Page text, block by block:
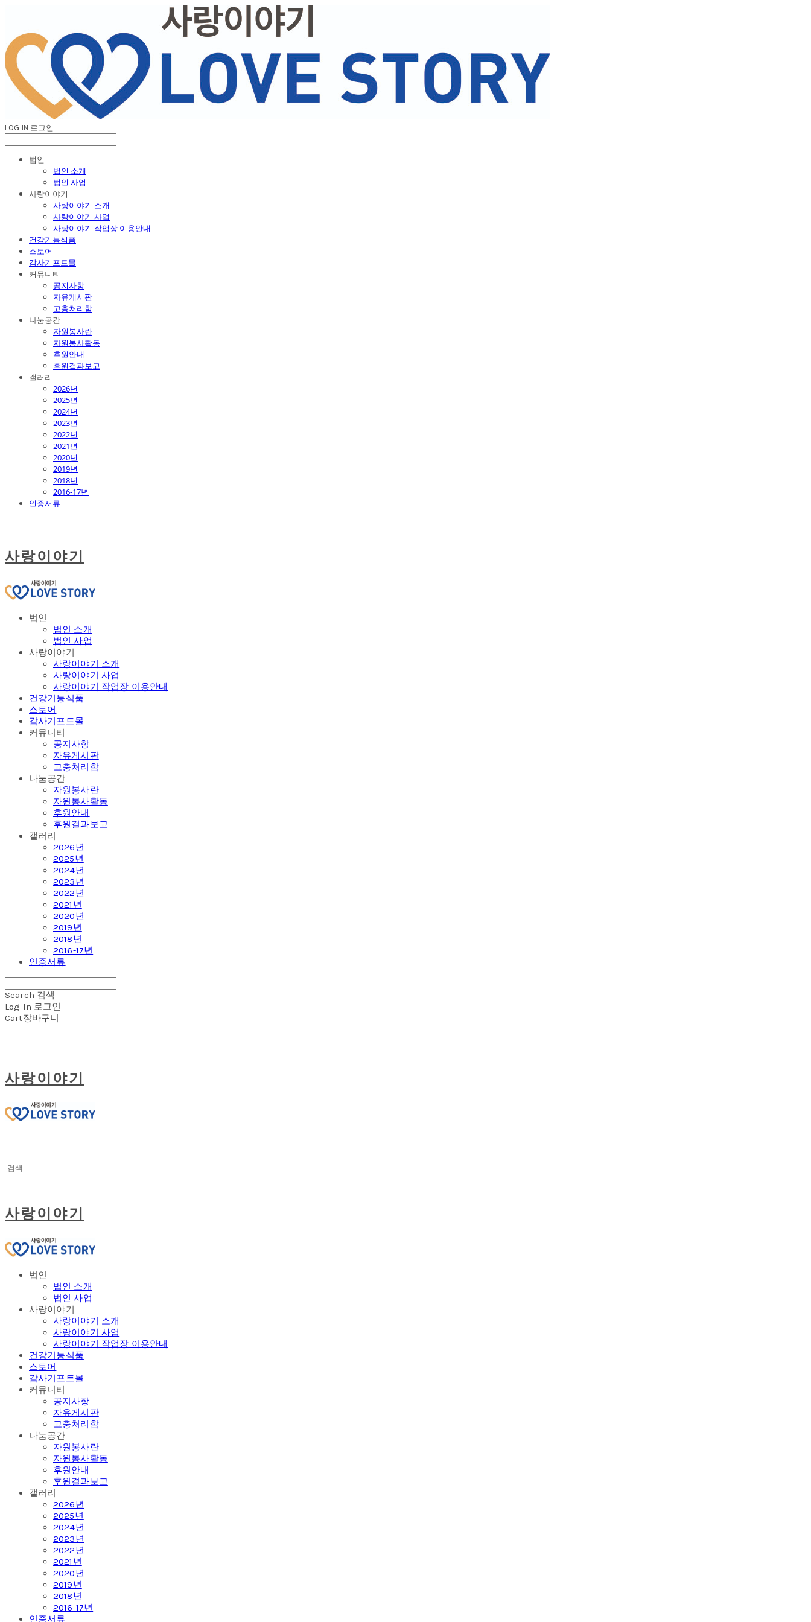
LOG IN 로그인
법인
법인 소개
법인 사업
사랑이야기
사랑이야기 소개
사랑이야기 사업
사랑이야기 작업장 이용안내
건강기능식품
스토어
감사기프트몰
커뮤니티
공지사항
자유게시판
고충처리함
나눔공간
자원봉사란
자원봉사활동
후원안내
후원결과보고
갤러리
2026년
2025년
2024년
2023년
2022년
2021년
2020년
2019년
2018년
2016-17년
인증서류
사랑이야기
법인
법인 소개
법인 사업
사랑이야기
사랑이야기 소개
사랑이야기 사업
사랑이야기 작업장 이용안내
건강기능식품
스토어
감사기프트몰
커뮤니티
공지사항
자유게시판
고충처리함
나눔공간
자원봉사란
자원봉사활동
후원안내
후원결과보고
갤러리
2026년
2025년
2024년
2023년
2022년
2021년
2020년
2019년
2018년
2016-17년
인증서류
Search 검색
Log In 로그인
Cart장바구니
사랑이야기
사랑이야기
법인
법인 소개
법인 사업
사랑이야기
사랑이야기 소개
사랑이야기 사업
사랑이야기 작업장 이용안내
건강기능식품
스토어
감사기프트몰
커뮤니티
공지사항
자유게시판
고충처리함
나눔공간
자원봉사란
자원봉사활동
후원안내
후원결과보고
갤러리
2026년
2025년
2024년
2023년
2022년
2021년
2020년
2019년
2018년
2016-17년
인증서류